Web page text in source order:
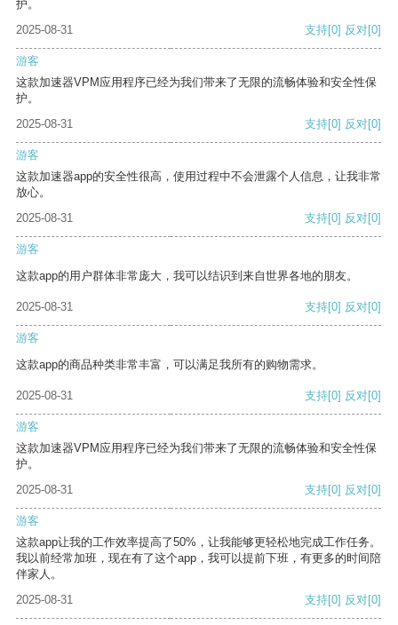
护。
2025-08-31
支持[0] 反对[0]
游客
这款加速器VPM应用程序已经为我们带来了无限的流畅体验和安全性保
护。
2025-08-31
支持[0] 反对[0]
游客
这款加速器app的安全性很高，使用过程中不会泄露个人信息，让我非常
放心。
2025-08-31
支持[0] 反对[0]
游客
这款app的用户群体非常庞大，我可以结识到来自世界各地的朋友。
2025-08-31 支持[0] 反对[0]
游客
这款app的商品种类非常丰富，可以满足我所有的购物需求。
2025-08-31 支持[0] 反对[0]
游客
这款加速器VPM应用程序已经为我们带来了无限的流畅体验和安全性保
护。
2025-08-31
支持[0] 反对[0]
游客
这款app让我的工作效率提高了50%，让我能够更轻松地完成工作任务。
我以前经常加班，现在有了这个app，我可以提前下班，有更多的时间陪
伴家人。
2025-08-31
支持[0] 反对[0]